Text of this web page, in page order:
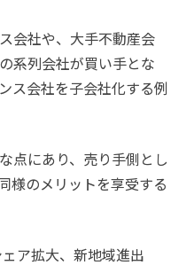
会社や、大手不動産会
系列会社が買い手とな
ス会社を子会社化する例
点にあり、売り手側とし
様のメリットを享受する
ア拡大、新地域進出